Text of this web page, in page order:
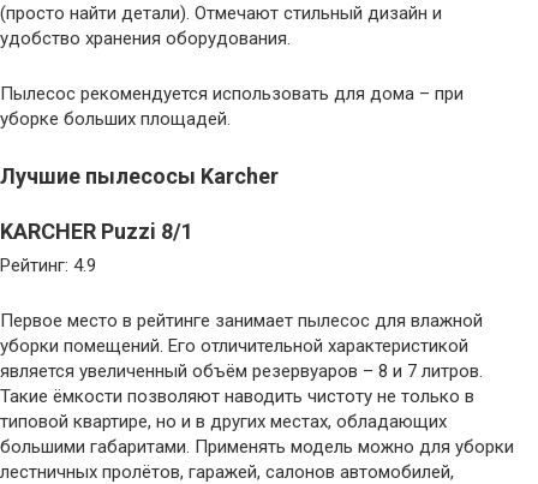
(просто найти детали). Отмечают стильный дизайн и
удобство хранения оборудования.
Пылесос рекомендуется использовать для дома – при
уборке больших площадей.
Лучшие пылесосы Karcher
KARCHER Puzzi 8/1
Рейтинг: 4.9
Первое место в рейтинге занимает пылесос для влажной
уборки помещений. Его отличительной характеристикой
является увеличенный объём резервуаров – 8 и 7 литров.
Такие ёмкости позволяют наводить чистоту не только в
типовой квартире, но и в других местах, обладающих
большими габаритами. Применять модель можно для уборки
лестничных пролётов, гаражей, салонов автомобилей,